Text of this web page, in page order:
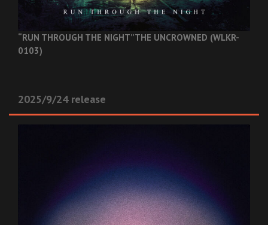
“RUN THROUGH THE NIGHT”THE UNCROWNED (WLKR-
0103)
2025/9/24 release